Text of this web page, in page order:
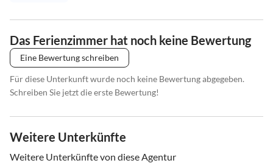
Das Ferienzimmer hat noch keine Bewertung
Eine Bewertung schreiben
Für diese Unterkunft wurde noch keine Bewertung abgegeben.
Schreiben Sie jetzt die erste Bewertung!
Weitere Unterkünfte
Weitere Unterkünfte von diese Agentur